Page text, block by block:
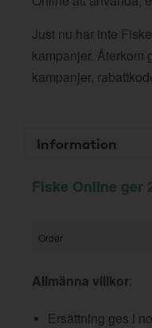
Just nu har inte
kampanjer. Återkom
kampanjer,
Information
Fiske Online ger
Order
Allmänna villkor:
Ersättning ges i